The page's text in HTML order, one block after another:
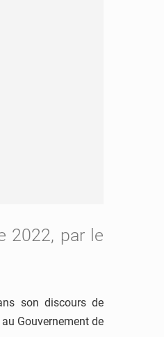
2022, par le
son discours de
Gouvernement de